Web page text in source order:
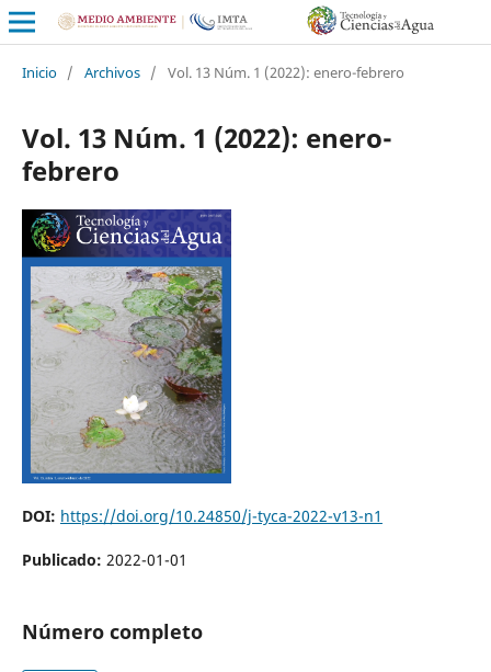
Inicio / Archivos / Vol. 13 Núm. 1 (2022): enero-febrero
Vol. 13 Núm. 1 (2022): enero-
febrero
DOI: https://doi.org/10.24850/j-tyca-2022-v13-n1
Publicado: 2022-01-01
Número completo